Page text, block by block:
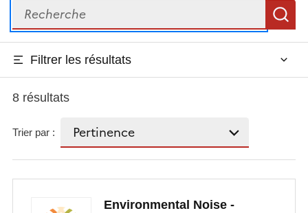
Recherche
Filtrer les résultats
8 résultats
Trier par :
Environmental Noise -